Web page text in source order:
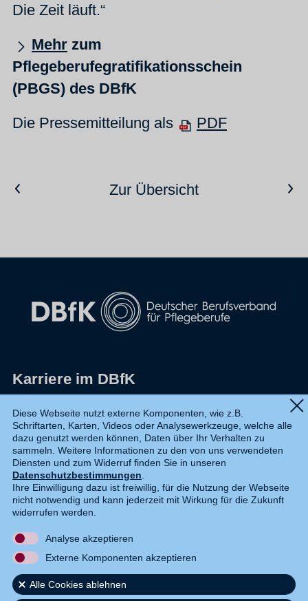
Die Zeit läuft.“
Mehr zum
Pflegeberufegratifikationsschein
(PBGS) des DBfK
Die Pressemitteilung als
PDF
Vorheriger ArtikelZur ÜbersichtNächster Artikel
Karriere im DBfK
Datenschutz
Shop
Widerruf
Kontakt
DE EN
Diese Webseite nutzt externe Komponenten, wie z.B.
Schriftarten, Karten, Videos oder Analysewerkzeuge, welche alle
dazu genutzt werden können, Daten über Ihr Verhalten zu
sammeln. Weitere Informationen zu den von uns verwendeten
Diensten und zum Widerruf finden Sie in unseren
Datenschutzbestimmungen.
Ihre Einwilligung dazu ist freiwillig, für die Nutzung der Webseite
nicht notwendig und kann jederzeit mit Wirkung für die Zukunft
widerrufen werden.
Analyse akzeptieren
Externe Komponenten akzeptieren
Alle Cookies ablehnen